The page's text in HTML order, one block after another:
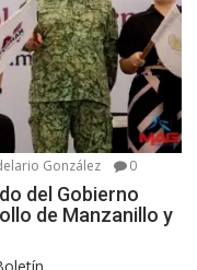
González 0
del Gobierno
de Manzanillo y